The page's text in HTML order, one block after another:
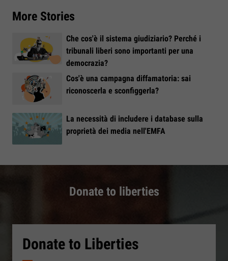
More Stories
Che cos'è il sistema giudiziario? Perché i
tribunali liberi sono importanti per una
democrazia?
Cos'è una campagna diffamatoria: sai
riconoscerla e sconfiggerla?
La necessità di includere i database sulla
proprietà dei media nell'EMFA
Donate to liberties
Donate to Liberties